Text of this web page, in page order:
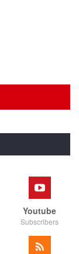
Youtube
Subscribers